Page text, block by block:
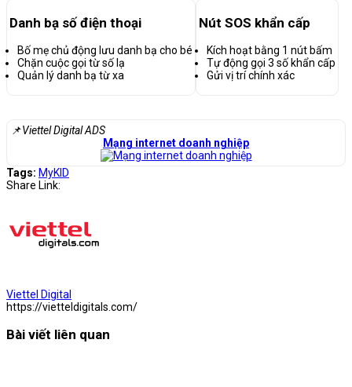
Danh bạ số điện thoại
Bố mẹ chủ động lưu danh bạ cho bé
Chặn cuộc gọi từ số lạ
Quản lý danh bạ từ xa
Nút SOS khẩn cấp
Kích hoạt bằng 1 nút bấm
Tự động gọi 3 số khẩn cấp
Gửi vị trí chính xác
📌Viettel Digital ADS
Mạng internet doanh nghiệp
Tags: MyKID
Share Link:
Viettel Digital
https://vietteldigitals.com/
Bài viết liên quan